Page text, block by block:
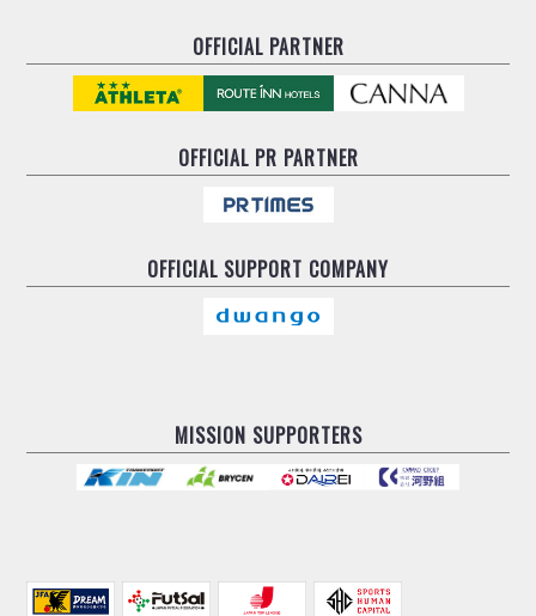
OFFICIAL PARTNER
OFFICIALPR PARTNER
OFFICIAL SUPPORT COMPANY
MISSION SUPPORTERS